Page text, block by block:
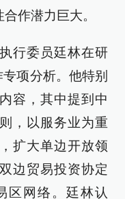
作潜力巨大。
行委员廷林在研
项分析。他特别
容，其中提到中
，以服务业为重
扩大单边开放领
边贸易投资协定
区网络。廷林认